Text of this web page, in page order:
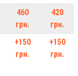
460
грн.
420
грн.
+150
грн.
+150
грн.